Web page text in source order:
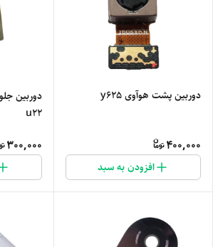
دوربین پشت هوآوی y625
400,000
افزودن به سبد
u22
300,000